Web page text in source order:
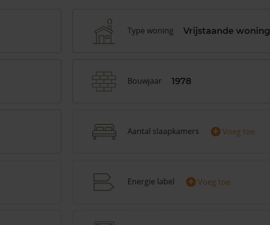
Type woning Vrijstaande woning
Bouwjaar 1978
Aantal slaapkamers + Voeg toe
Energie label + Voeg toe